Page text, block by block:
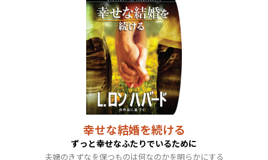
幸せな結婚を続ける
ずっと幸せなふたりでいるために
夫婦のきずなを保つものは何なのかを明らかにする